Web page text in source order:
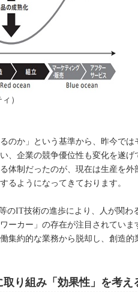
）
のか」という基準から、昨今で
、企業の競争優位性も変化を遂
体制だったのが、現在は生産を外
るようになってきております。
のIT技術の進歩により、人が関
ーカー」の存在が注目されていま
集約的な業務から脱却し、創造的
り組み「効果性」を考え